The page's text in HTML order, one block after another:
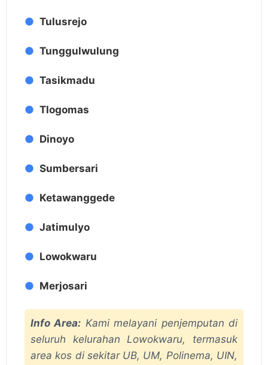
Tulusrejo
Tunggulwulung
Tasikmadu
Tlogomas
Dinoyo
Sumbersari
Ketawanggede
Jatimulyo
Lowokwaru
Merjosari
Info Area: Kami melayani penjemputan di
seluruh kelurahan Lowokwaru, termasuk
area kos di sekitar UB, UM, Polinema, UIN,